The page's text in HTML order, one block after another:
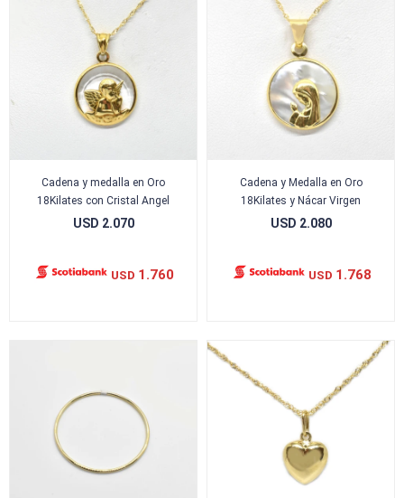
Cadena y medalla en Oro
18Kilates con Cristal Angel
USD 2.070
USD 1.760
Cadena y Medalla en Oro
18Kilates y Nácar Virgen
USD 2.080
USD 1.768